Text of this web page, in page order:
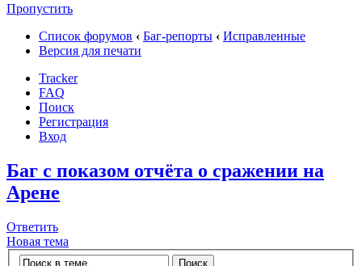
Пропустить
Список форумов ‹ Баг-репорты ‹ Исправленные
Версия для печати
Tracker
FAQ
Поиск
Регистрация
Вход
Баг с показом отчёта о сражении на
Арене
Ответить
Новая тема